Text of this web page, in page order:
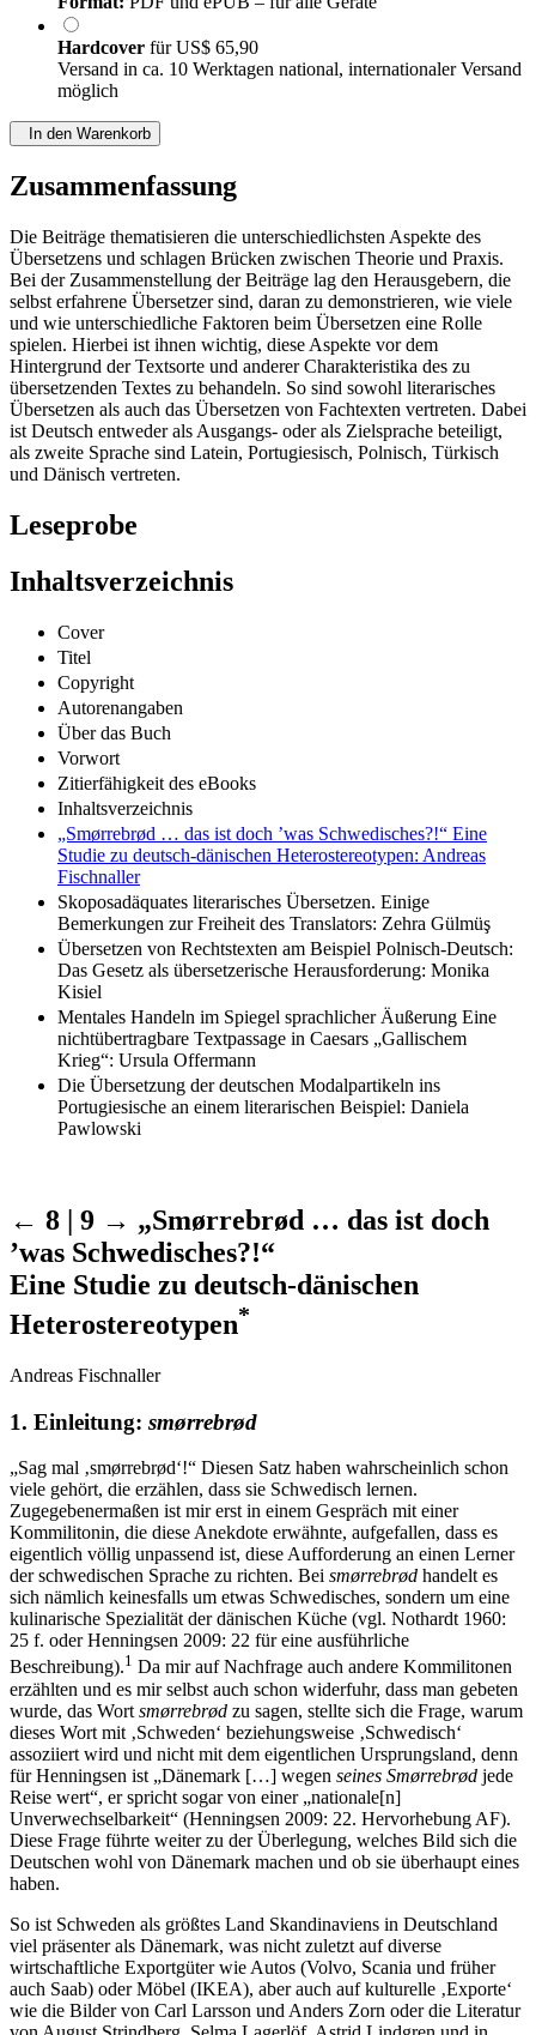
Hardcover fürUS$ 65,90
Versand in ca. 10 Werktagen national, internationaler Versand
möglich
In den Warenkorb
Zusammenfassung
Die Beiträge thematisieren die unterschiedlichsten Aspekte des
Übersetzens und schlagen Brücken zwischen Theorie und Praxis.
Bei der Zusammenstellung der Beiträge lag den Herausgebern, die
selbst erfahrene Übersetzer sind, daran zu demonstrieren, wie viele
und wie unterschiedliche Faktoren beim Übersetzen eine Rolle
spielen. Hierbei ist ihnen wichtig, diese Aspekte vor dem
Hintergrund der Textsorte und anderer Charakteristika des zu
übersetzenden Textes zu behandeln. So sind sowohl literarisches
Übersetzen als auch das Übersetzen von Fachtexten vertreten. Dabei
ist Deutsch entweder als Ausgangs- oder als Zielsprache beteiligt,
als zweite Sprache sind Latein, Portugiesisch, Polnisch, Türkisch
und Dänisch vertreten.
Leseprobe
Inhaltsverzeichnis
Cover
Titel
Copyright
Autorenangaben
Über das Buch
Vorwort
Zitierfähigkeit des eBooks
Inhaltsverzeichnis
„Smørrebrød … das ist doch ’was Schwedisches?!“ Eine
Studie zu deutsch-dänischen Heterostereotypen: Andreas
Fischnaller
Skoposadäquates literarisches Übersetzen. Einige
Bemerkungen zur Freiheit des Translators: Zehra Gülmüş
Übersetzen von Rechtstexten am Beispiel Polnisch-Deutsch:
Das Gesetz als übersetzerische Herausforderung: Monika
Kisiel
Mentales Handeln im Spiegel sprachlicher Äußerung Eine
nichtübertragbare Textpassage in Caesars „Gallischem
Krieg“: Ursula Offermann
Die Übersetzung der deutschen Modalpartikeln ins
Portugiesische an einem literarischen Beispiel: Daniela
Pawlowski
← 8 | 9 → „Smørrebrød … das ist doch
’was Schwedisches?!“
Eine Studie zu deutsch-dänischen
Heterostereotypen*
Andreas Fischnaller
1. Einleitung: smørrebrød
„Sag mal ‚smørrebrød‘!“ Diesen Satz haben wahrscheinlich schon
viele gehört, die erzählen, dass sie Schwedisch lernen.
Zugegebenermaßen ist mir erst in einem Gespräch mit einer
Kommilitonin, die diese Anekdote erwähnte, aufgefallen, dass es
eigentlich völlig unpassend ist, diese Aufforderung an einen Lerner
der schwedischen Sprache zu richten. Bei smørrebrød handelt es
sich nämlich keinesfalls um etwas Schwedisches, sondern um eine
kulinarische Spezialität der dänischen Küche (vgl. Nothardt 1960:
25 f. oder Henningsen 2009: 22 für eine ausführliche
Beschreibung).1 Da mir auf Nachfrage auch andere Kommilitonen
erzählten und es mir selbst auch schon widerfuhr, dass man gebeten
wurde, das Wort smørrebrød zu sagen, stellte sich die Frage, warum
dieses Wort mit ‚Schweden‘ beziehungsweise ‚Schwedisch‘
assoziiert wird und nicht mit dem eigentlichen Ursprungsland, denn
für Henningsen ist „Dänemark […] wegen seines Smørrebrød jede
Reise wert“, er spricht sogar von einer „nationale[n]
Unverwechselbarkeit“ (Henningsen 2009: 22. Hervorhebung AF).
Diese Frage führte weiter zu der Überlegung, welches Bild sich die
Deutschen wohl von Dänemark machen und ob sie überhaupt eines
haben.
So ist Schweden als größtes Land Skandinaviens in Deutschland
viel präsenter als Dänemark, was nicht zuletzt auf diverse
wirtschaftliche Exportgüter wie Autos (Volvo, Scania und früher
auch Saab) oder Möbel (IKEA), aber auch auf kulturelle ‚Exporte‘
wie die Bilder von Carl Larsson und Anders Zorn oder die Literatur